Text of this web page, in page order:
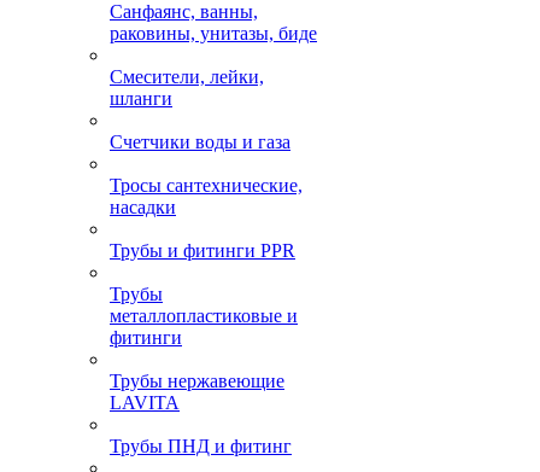
Санфаянс, ванны,
раковины, унитазы, биде
Смесители, лейки,
шланги
Счетчики воды и газа
Тросы сантехнические,
насадки
Трубы и фитинги PPR
Трубы
металлопластиковые и
фитинги
Трубы нержавеющие
LAVITA
Трубы ПНД и фитинг